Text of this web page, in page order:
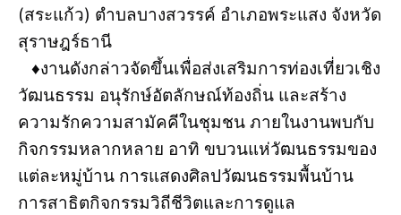
(สระแก้ว) ตำบลบางสวรรค์ อำเภอพระแสง จังหวัด
สุราษฎร์ธานี
♦️งานดังกล่าวจัดขึ้นเพื่อส่งเสริมการท่องเที่ยวเชิง
วัฒนธรรม อนุรักษ์อัตลักษณ์ท้องถิ่น และสร้าง
ความรักความสามัคคีในชุมชน ภายในงานพบกับ
กิจกรรมหลากหลาย อาทิ ขบวนแห่วัฒนธรรมของ
แต่ละหมู่บ้าน การแสดงศิลปวัฒนธรรมพื้นบ้าน
การสาธิตกิจกรรมวิถีชีวิตและการดูแล